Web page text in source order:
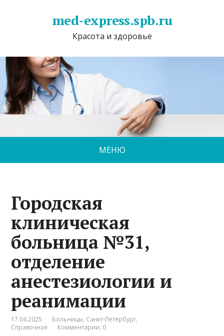
med-express.spb.ru
Красота и здоровье
МЕНЮ
Городская
клиническая
больница №31,
отделение
анестезиологии и
реанимации
17.04.2025 Больницы, Санкт-Петербург,
Справочная
Комментарии: 0